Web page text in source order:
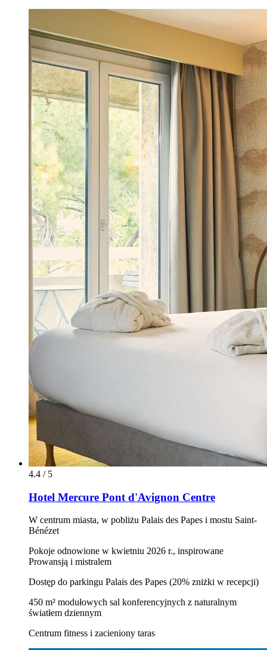
4.4 / 5
Hotel Mercure Pont d'Avignon Centre
W centrum miasta, w pobliżu Palais des Papes i mostu Saint-
Bénézet
Pokoje odnowione w kwietniu 2026 r., inspirowane
Prowansją i mistralem
Dostęp do parkingu Palais des Papes (20% zniżki w recepcji)
450 m² modułowych sal konferencyjnych z naturalnym
światłem dziennym
Centrum fitness i zacieniony taras